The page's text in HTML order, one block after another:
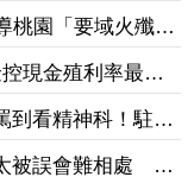
府「百般刁難」
媳婦不敢退休 嘆
園「要域火殲」
現金殖利率最高